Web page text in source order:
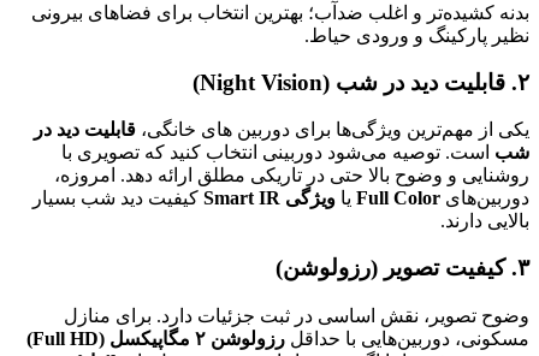
بدنه کشیده‌تر و اغلب ضدآب؛ بهترین انتخاب برای فضاهای بیرونی
نظیر پارکینگ و ورودی حیاط.
۲. قابلیت دید در شب (Night Vision)
یکی از مهم‌ترین ویژگی‌ها برای دوربین های خانگی، قابلیت دید در
شب است. توصیه می‌شود دوربینی انتخاب کنید که تصویری با
روشنایی و وضوح بالا حتی در تاریکی مطلق ارائه دهد. امروزه،
دوربین‌های Full Color یا ویژگی Smart IR
کیفیت دید شب بسیار
بالایی دارند.
۳. کیفیت تصویر (رزولوشن)
وضوح تصویر، نقش اساسی در ثبت جزئیات دارد. برای منازل
مسکونی، دوربین‌هایی با حداقل رزولوشن ۲ مگاپیکسل (Full HD)